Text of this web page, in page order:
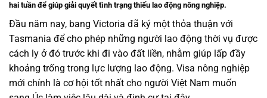
hai tuần để giúp giải quyết tình trạng thiếu lao động nông nghiệp.
Đầu năm nay, bang Victoria đã ký một thỏa thuận với
Tasmania để cho phép những người lao động thời vụ được
cách ly ở đó trước khi đi vào đất liền, nhằm giúp lấp đầy
khoảng trống trong lực lượng lao động. Visa nông nghiệp
mới chính là cơ hội tốt nhất cho người Việt Nam muốn